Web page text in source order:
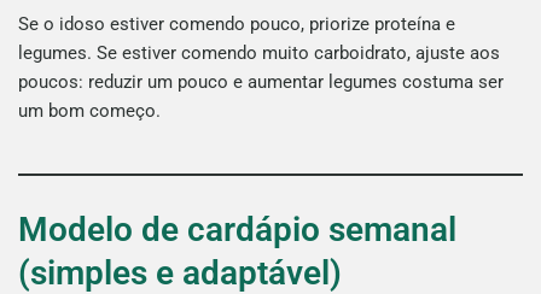
Se o idoso estiver comendo pouco, priorize proteína e
legumes. Se estiver comendo muito carboidrato, ajuste aos
poucos: reduzir um pouco e aumentar legumes costuma ser
um bom começo.
Modelo de cardápio semanal
(simples e adaptável)